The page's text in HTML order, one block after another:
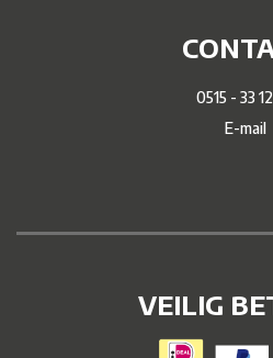
0515 - 33
E-mail
VEILIG